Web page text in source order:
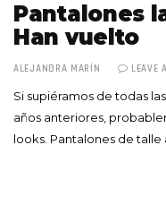
Pantalones
Han vuelto
ALEJANDRA MARÍN LEAVE
Si supiéramos de todas
años anteriores,
looks. Pantalones de talle